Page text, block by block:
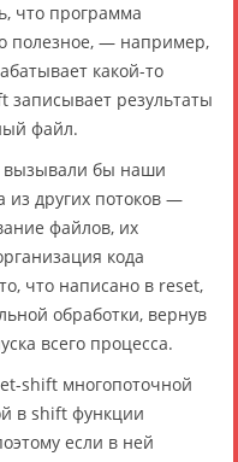
что программа
полезное, — например,
какой-то
результаты
файл.
вызывали бы наши
из других потоков —
файлов, их
кода
что написано в reset,
обработки, вернув
всего процесса.
shift многопоточной
в shift функции
если в ней